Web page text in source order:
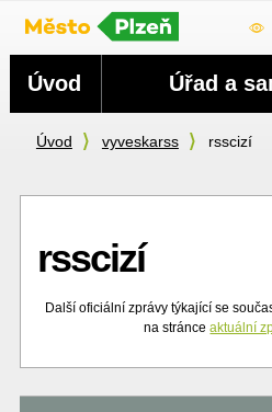
Úvod vyveskarss rsscizí
rsscizí
Další oficiální zprávy týkající se
na stránceaktuální
Navigace
Úvod Úřad a